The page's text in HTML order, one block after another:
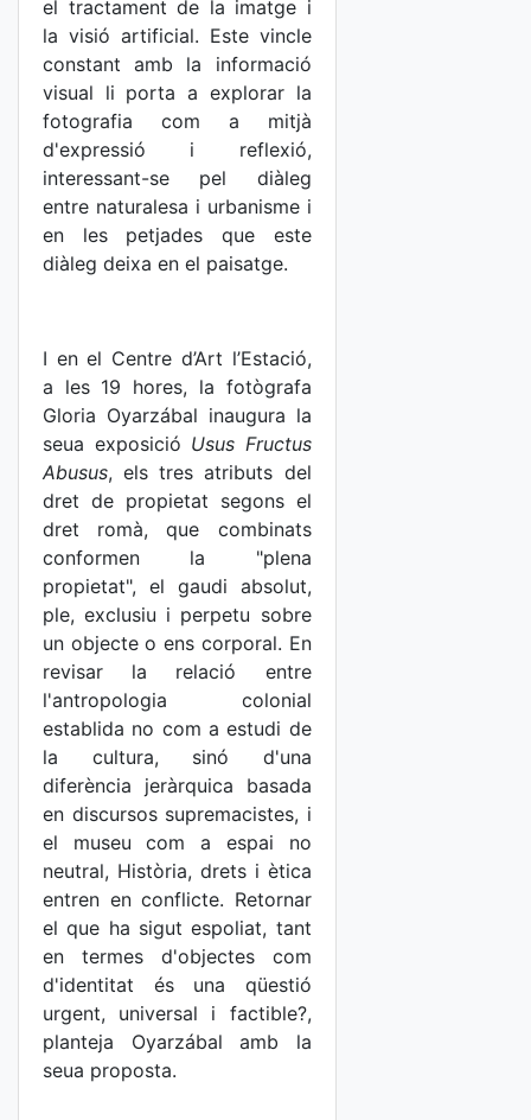
el tractament de la imatge i
la visió artificial. Este vincle
constant amb la informació
visual li porta a explorar la
fotografia com a mitjà
d'expressió i reflexió,
interessant-se pel diàleg
entre naturalesa i urbanisme i
en les petjades que este
diàleg deixa en el paisatge.
I en el Centre d’Art l’Estació,
a les 19 hores, la fotògrafa
Gloria Oyarzábal inaugura la
seua exposició Usus Fructus
Abusus, els tres atributs del
dret de propietat segons el
dret romà, que combinats
conformen la "plena
propietat", el gaudi absolut,
ple, exclusiu i perpetu sobre
un objecte o ens corporal. En
revisar la relació entre
l'antropologia colonial
establida no com a estudi de
la cultura, sinó d'una
diferència jeràrquica basada
en discursos supremacistes, i
el museu com a espai no
neutral, Història, drets i ètica
entren en conflicte. Retornar
el que ha sigut espoliat, tant
en termes d'objectes com
d'identitat és una qüestió
urgent, universal i factible?,
planteja Oyarzábal amb la
seua proposta.